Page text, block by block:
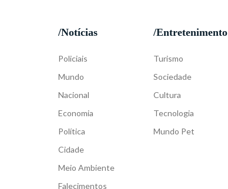
/Notícias
Policiais
Mundo
Nacional
Economia
Política
Cidade
Meio Ambiente
Falecimentos
/Entretenimento
Turismo
Sociedade
Cultura
Tecnologia
Mundo Pet